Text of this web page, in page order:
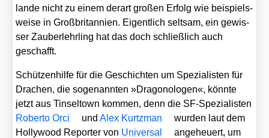
lan­de nicht zu einem der­art gro­ßen Erfolg wie bei­spiels­
wei­se in Groß­bri­tan­ni­en. Eigent­lich selt­sam, ein gewis­
ser Zau­ber­lehr­ling hat das doch schließ­lich auch
geschafft.
Schüt­zen­hil­fe für die Geschich­ten um Spe­zia­lis­ten für
Dra­chen, die soge­nann­ten »Dra­go­no­lo­gen«, könn­te
jetzt aus Tin­sel­town kom­men, denn die SF-Spe­zia­lis­ten
Rober­to Orci
undAlex Kurtzman
wur­den laut dem
Hol­ly­wood Repor­ter von Uni­ver­sal
ange­heu­ert, um